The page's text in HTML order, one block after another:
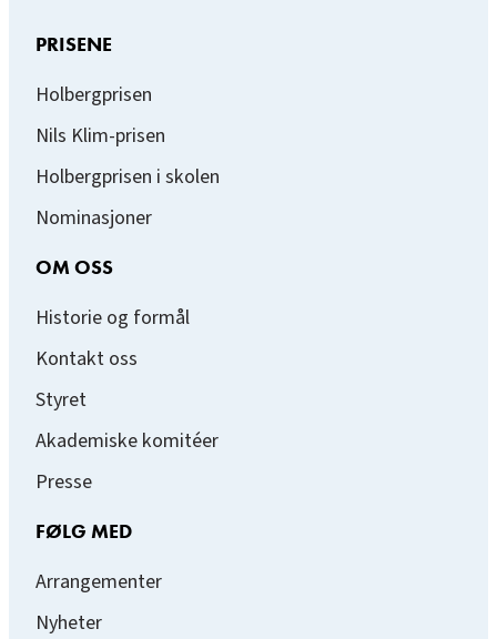
PRISENE
Holbergprisen
Nils Klim-prisen
Holbergprisen i skolen
Nominasjoner
OM OSS
Historie og formål
Kontakt oss
Styret
Akademiske komitéer
Presse
FØLG MED
Arrangementer
Nyheter